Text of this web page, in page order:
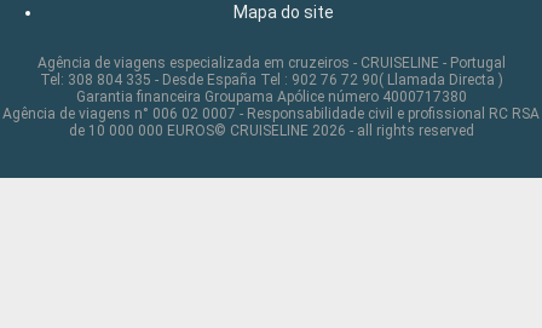
Mapa do site
Agência de viagens especializada em cruzeiros - CRUISELINE - Portugal
Tel: 308 804 335 - Desde España Tel : 902 76 72 90( Llamada Directa )
Garantia financeira Groupama Apólice número 4000717380
Agência de viagens n° 006 02 0007 - Responsabilidade civil e profissional RC RSA
de 10 000 000 EUROS© CRUISELINE 2026 - all rights reserved